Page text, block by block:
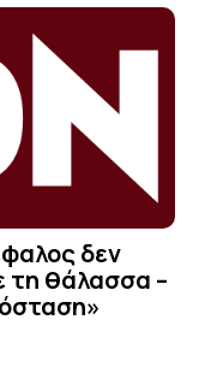
δεν
τη θάλασσα –